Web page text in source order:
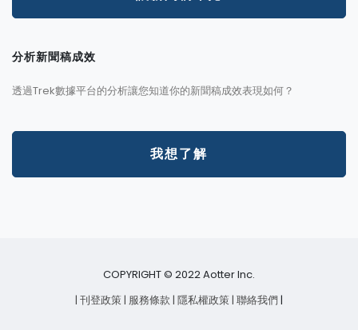
分析新聞稿成效
透過Trek數據平台的分析讓您知道你的新聞稿成效表現如何？
我想了解
COPYRIGHT © 2022 Aotter Inc.
| 刊登政策| 服務條款| 隱私權政策| 聯絡我們 |